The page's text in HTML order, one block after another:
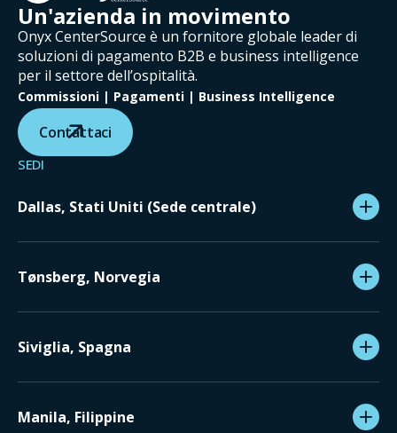
Un'azienda in movimento
Onyx CenterSource è un fornitore globale leader di
soluzioni di pagamento B2B e business intelligence
per il settore dell’ospitalità.
Commissioni | Pagamenti | Business Intelligence
Contattaci
SEDI
Dallas, Stati Uniti (Sede centrale)
Tønsberg, Norvegia
Siviglia, Spagna
Manila, Filippine